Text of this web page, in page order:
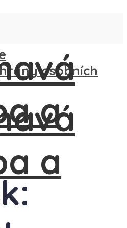
osobních